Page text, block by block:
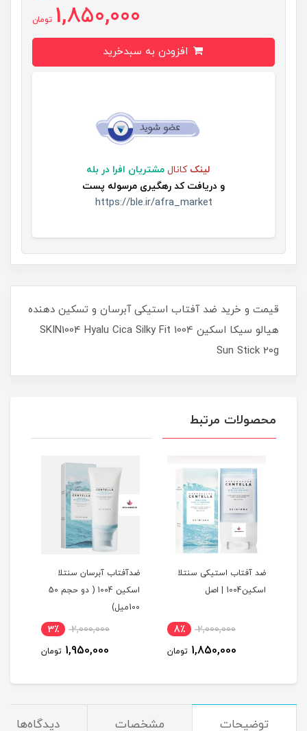
1,850,000 تومان
لینک کانال مشتریان افرا در بله
و دریافت کد رهگیری مرسوله پست
https://ble.ir/afra_market
قیمت و خرید ضد آفتاب استیکی آبرسان و تسکین دهنده
هیالو سیکا اسکین 1004 SKIN1004 Hyalu Cica Silky Fit
Sun Stick 20g
محصولات مرتبط
ضد آفتاب استیکی سنتلا
اسکین1004 | اصل
2,000,000 8٪
1,850,000 تومان
ضدآفتاب آبرسان سنتلا
اسکین 1004 ( دو حجم 50
100میل)
2,000,000 3٪
1,950,000 تومان
توضیحات مشخصات دیدگاه‌ها